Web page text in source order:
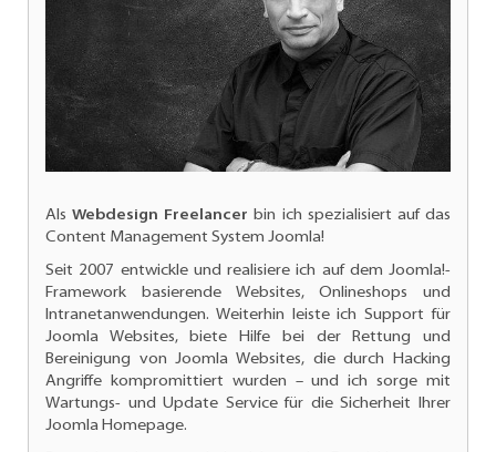
AlsWebdesign Freelancer bin ich spezialisiert auf das
Content Management System Joomla!
Seit 2007 entwickle und realisiere ich auf dem Joomla!-
Framework basierende Websites, Onlineshops und
Intranetanwendungen. Weiterhin leiste ichSupport für
Joomla Websites, biete Hilfe bei der Rettung und
Bereinigung von Joomla Websites, die durch Hacking
Angriffe kompromittiert wurden – und ich sorge mit
Wartungs- undUpdate Service für die Sicherheit Ihrer
Joomla Homepage.